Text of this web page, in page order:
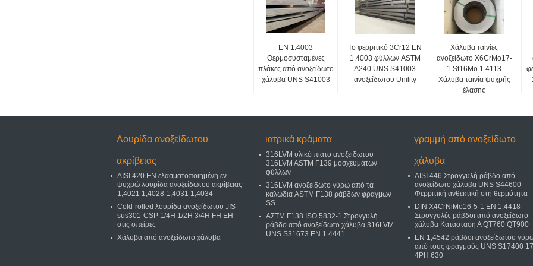
EN 1.4003
Θερμοσυσταμένες
πλάκες από ανοξείδωτο
χάλυβα UNS S41003
Το φερριτικό 3Cr12 EN
1,4003 φύλλων ASTM
A240 UNS S41003
ανοξείδωτου Unility
Χάλυβα ταινίες
ανοξείδωτο X6CrMo17-
1 St16Mo 1.4113
Χάλυβα ταινία ψυχρής
έλασης
Λουρίδα ανοξείδωτου
ακρίβειας
AISI 420 EN ελασματοποιημένη εν
ψυχρώ λουρίδα ανοξείδωτου ακρίβειας
1,4021 1,4028 1,4031 1,4034
Cold-rolled λουρίδα ανοξείδωτου JIS
sus301-CSP 1/4H 1/2H 3/4H FH EH
στις σπείρες
Χάλυβα από ανοξείδωτο χάλυβα
ιατρικά κράματα
316LVM υλικό πιάτο ανοξείδωτου
316LVM ASTM F139 μοσχευμάτων
φύλλων
316LVM ανοξείδωτο γύρω από τα
καλώδια ASTM F138 ράβδων φραγμών
SS
ΑΣTM F138 ISO 5832-1 Στρογγυλή
ράβδο από ανοξείδωτο χάλυβα 316LVM
UNS S31673 EN 1.4441
γραμμή από ανοξείδωτο
χάλυβα
AISI 446 Στρογγυλή ράβδο από
ανοξείδωτο χάλυβα UNS S44600
Φερριτική ανθεκτική στη θερμότητα
DIN X4CrNiMo16-5-1 EN 1.4418
Στρογγυλές ράβδοι από ανοξείδωτο
χάλυβα Κατάσταση Α QT760 QT900
EN 1,4542 ράβδοι ανοξείδωτου
από τους φραγμούς UNS S17400
4PH 630